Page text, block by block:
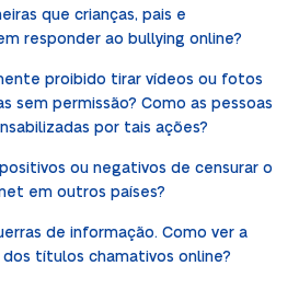
que crianças, pais e
responder ao bullying online?
proibido tirar vídeos ou fotos
sem permissão? Como as pessoas
por tais ações?
ou negativos de censurar o
em outros países?
de informação. Como ver a
títulos chamativos online?